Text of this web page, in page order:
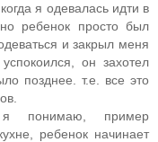
я одевалась идти в
ребенок просто был
и закрыл меня
он захотел
позднее. т.е. все это
понимаю, пример
ребенок начинает